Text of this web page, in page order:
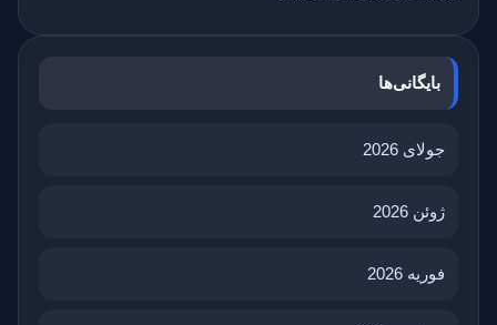
بایگانی‌ها
جولای 2026
ژوئن 2026
فوریه 2026